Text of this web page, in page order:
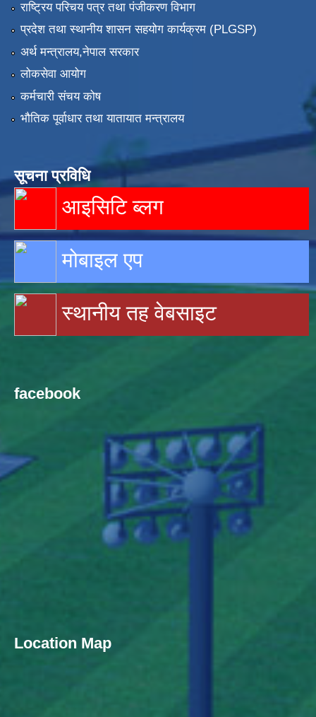
राष्ट्रिय परिचय पत्र तथा पंजीकरण विभाग
प्रदेश तथा स्थानीय शासन सहयोग कार्यक्रम (PLGSP)
अर्थ मन्त्रालय,नेपाल सरकार
लोकसेवा आयोग
कर्मचारी संचय कोष
भौतिक पूर्वाधार तथा यातायात मन्त्रालय
सूचना प्रविधि
आइसिटि ब्लग
मोबाइल एप
स्थानीय तह वेबसाइट
facebook
Location Map